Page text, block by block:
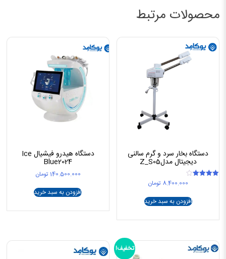
محصولات مرتبط
دستگاه بخار سرد و گرم سالنی
دیجیتال مدلZ_S05
8.400.000 تومان
افزودن به سبد خرید
دستگاه هیدرو فیشیال Ice
Blue2024
140.500.000 تومان
افزودن به سبد خرید
تخفیف!